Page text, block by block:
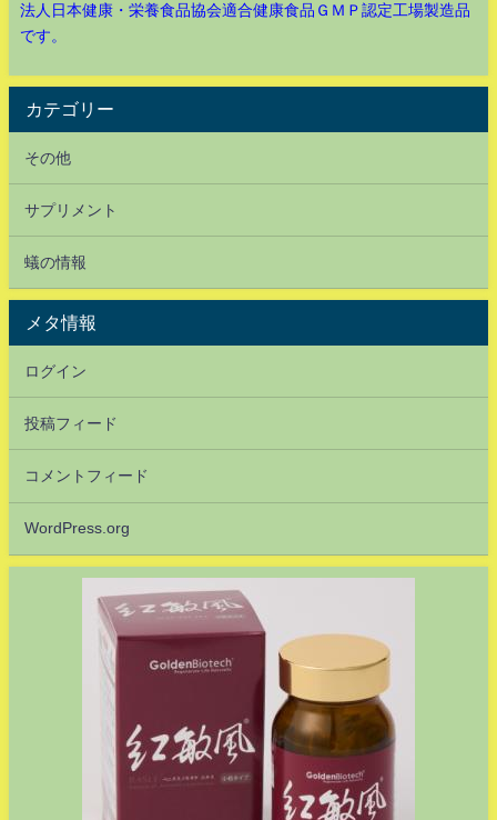
法人日本健康・栄養食品協会適合健康食品ＧＭＰ認定工場製造品
です。
カテゴリー
その他
サプリメント
蟻の情報
メタ情報
ログイン
投稿フィード
コメントフィード
WordPress.org